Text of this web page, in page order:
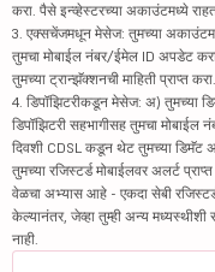
करा. पैसे इन्व्हेस्टरच्या अकाउंटमध्ये
3. एक्सचेंजमधून मेसेज: तुमच्या
तुमचा मोबाईल नंबर/ईमेल ID अपडेट
तुमच्या ट्रान्झॅक्शनची माहिती प्राप्त
4. डिपॉझिटरीकडून मेसेज: अ) तुमच्या
डिपॉझिटरी सहभागीसह तुमचा मोबाईल
दिवशी CDSL कडून थेट तुमच्या डिमॅट
तुमच्या रजिस्टर्ड मोबाईलवर अलर्ट
वेळचा अभ्यास आहे - एकदा सेबी
केल्यानंतर, जेव्हा तुम्ही अन्य
नाही.